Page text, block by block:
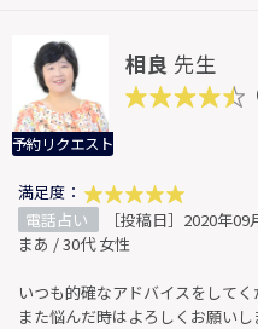
予約リクエスト
相良 先生
満足度：
電話占い
［投稿日］2020年09
まあ / 30代 女性
いつも的確なアドバイスをしてく
また悩んだ時はよろしくお願いし